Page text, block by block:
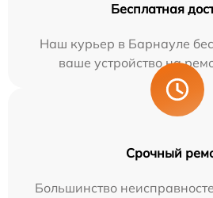
Бесплатная
Наш курьер в Барнауле
ваше устройство на
Срочный
Большинство